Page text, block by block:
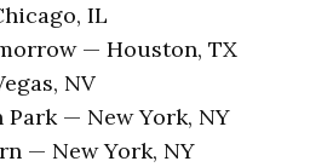
IL
— Houston, TX
NV
Park — New York, NY
— New York, NY